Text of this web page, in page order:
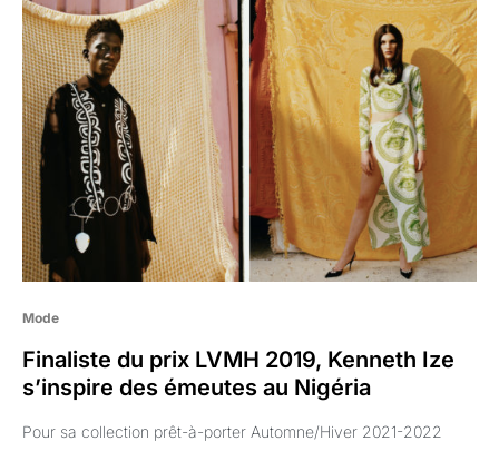
Mode
Finaliste du prix LVMH 2019, Kenneth Ize
s’inspire des émeutes au Nigéria
Pour sa collection prêt-à-porter Automne/Hiver 2021-2022